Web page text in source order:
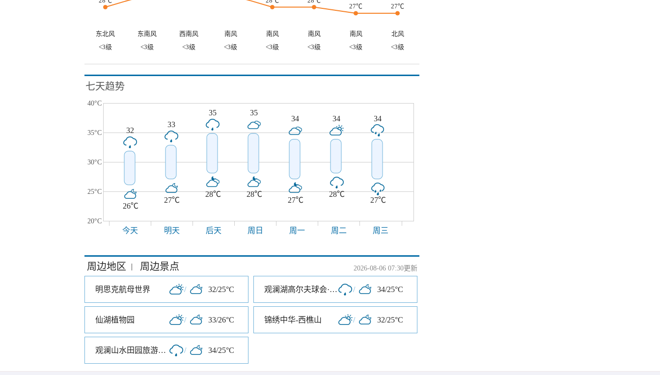
27℃
27℃
东北风 东南风 西南风 南风 南风 南风 南风
北风
<3级
<3级 <3级 <3级 <3级 <3级 <3级 <3级
七天趋势
40°C
35°C
30°C
25°C
20°C
32
26℃
33
27℃
35
28℃
35
28℃
34
27℃
34
28℃
34
27℃
今天 明天 后天 周日 周一 周二 周三
周边地区 | 周边景点 2026-08-06 07:30更新
明思克航母世界 / 32/25°C 观澜湖高尔夫球会·深圳 / 34/25°C
仙湖植物园 / 33/26°C 锦绣中华-西樵山 / 32/25°C
观澜山水田园旅游文化园 / 34/25°C